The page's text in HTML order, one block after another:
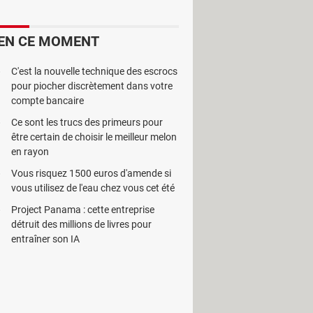
livres numériques (AZW, EPUB)
d'une seconde pour la plupart.
trouvant sur l'ordinateur, ce qui lui
des données analysées,
le code source de
d'effectuer des recherches avec
des expressions exactes, ou
être affinés en appliquant des
CE MOMENT
C'est la nouvelle technique des escrocs
pour piocher discrètement dans votre
compte bancaire
Ce sont les trucs des primeurs pour
être certain de choisir le meilleur melon
en rayon
Vous risquez 1500 euros d'amende si
vous utilisez de l'eau chez vous cet été
Project Panama : cette entreprise
détruit des millions de livres pour
entraîner son IA